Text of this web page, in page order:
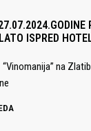
ISPRED
na